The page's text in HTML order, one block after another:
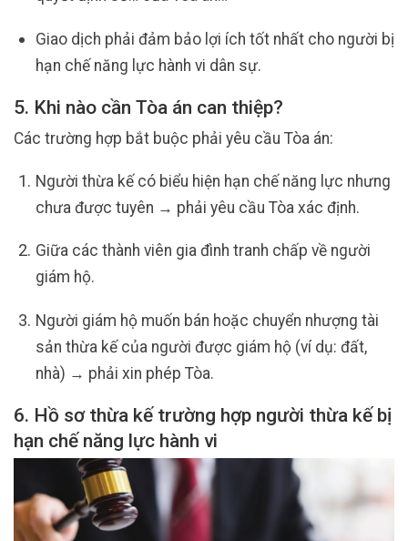
Giao dịch phải đảm bảo lợi ích tốt nhất cho người bị
hạn chế năng lực hành vi dân sự.
5. Khi nào cần Tòa án can thiệp?
Các trường hợp bắt buộc phải yêu cầu Tòa án:
Người thừa kế có biểu hiện hạn chế năng lực nhưng
chưa được tuyên → phải yêu cầu Tòa xác định.
Giữa các thành viên gia đình tranh chấp về người
giám hộ.
Người giám hộ muốn bán hoặc chuyển nhượng tài
sản thừa kế của người được giám hộ (ví dụ: đất,
nhà) → phải xin phép Tòa.
6. Hồ sơ thừa kế trường hợp người thừa kế bị
hạn chế năng lực hành vi